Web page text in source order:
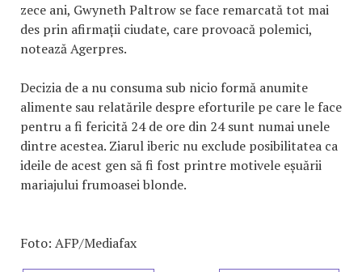
zece ani, Gwyneth Paltrow se face remarcată tot mai
des prin afirmații ciudate, care provoacă polemici,
notează Agerpres.
Decizia de a nu consuma sub nicio formă anumite
alimente sau relatările despre eforturile pe care le face
pentru a fi fericită 24 de ore din 24 sunt numai unele
dintre acestea. Ziarul iberic nu exclude posibilitatea ca
ideile de acest gen să fi fost printre motivele eșuării
mariajului frumoasei blonde.
Foto: AFP/Mediafax